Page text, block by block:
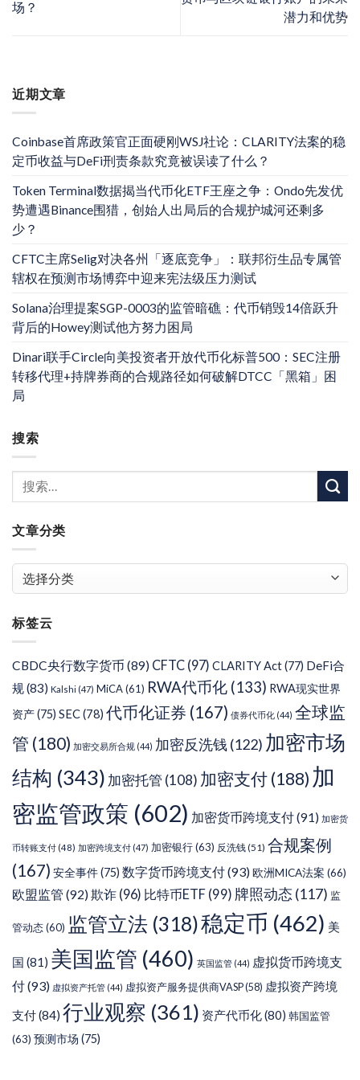
近期文章
Coinbase首席政策官正面硬刚WSJ社论：CLARITY法案的稳
定币收益与DeFi刑责条款究竟被误读了什么？
Token Terminal数据揭当代币化ETF王座之争：Ondo先发优
势遭遇Binance围猎，创始人出局后的合规护城河还剩多
少？
CFTC主席Selig对决各州「逐底竞争」：联邦衍生品专属管
辖权在预测市场博弈中迎来宪法级压力测试
Solana治理提案SGP-0003的监管暗礁：代币销毁14倍跃升
背后的Howey测试他方努力困局
Dinari联手Circle向美投资者开放代币化标普500：SEC注册
转移代理+持牌券商的合规路径如何破解DTCC「黑箱」困
局
搜索
文章分类
章
类
标签云
CBDC央行数字货币 (89) CFTC (97) CLARITY Act(77) DeFi合
规(83) Kalshi (47) MiCA(61) RWA代币化 (133) RWA现实世界
资产(75) SEC(78) 代币化证券 (167) 债券代币化 (44) 全球监
管 (180) 加密交易所合规 (44) 加密反洗钱 (122) 加密市场
结构 (343) 加密托管 (108) 加密支付 (188) 加
密监管政策 (602) 加密货币跨境支付(91) 加密货
币转账支付 (48) 加密跨境支付 (47) 加密银行(63) 反洗钱(51) 合规案例
(167) 安全事件(75) 数字货币跨境支付(93)欧洲MICA法案 (66)
欧盟监管 (92)欺诈 (96) 比特币ETF (99) 牌照动态 (117) 监
管动态(60) 监管立法 (318)稳定币 (462) 美
国 (81) 美国监管 (460) 英国监管 (44) 虚拟货币跨境支
付(93) 虚拟资产托管 (44) 虚拟资产服务提供商VASP(58) 虚拟资产跨境
支付(84) 行业观察 (361) 资产代币化(80) 韩国监管
(63) 预测市场 (75)
场？
潜力和优势